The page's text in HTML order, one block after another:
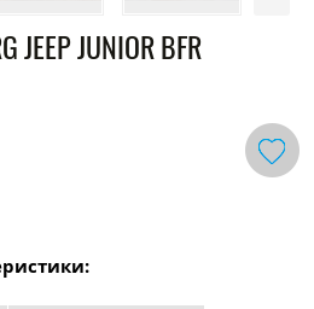
JUNIOR BFR